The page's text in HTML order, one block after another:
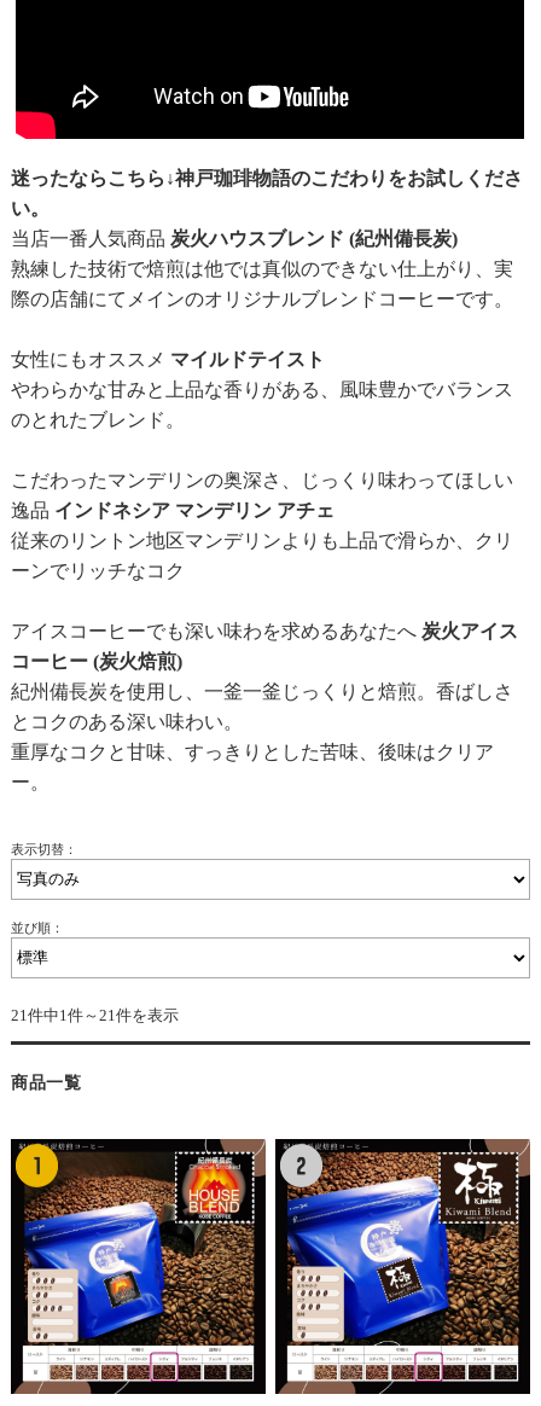
迷ったならこちら↓神戸珈琲物語のこだわりをお試しくださ
い。
当店一番人気商品 炭火ハウスブレンド (紀州備長炭)
熟練した技術で焙煎は他では真似のできない仕上がり、実
際の店舗にてメインのオリジナルブレンドコーヒーです。
女性にもオススメ マイルドテイスト
やわらかな甘みと上品な香りがある、風味豊かでバランス
のとれたブレンド。
こだわったマンデリンの奥深さ、じっくり味わってほしい
逸品 インドネシア マンデリン アチェ
従来のリントン地区マンデリンよりも上品で滑らか、クリ
ーンでリッチなコク
アイスコーヒーでも深い味わを求めるあなたへ 炭火アイス
コーヒー (炭火焙煎)
紀州備長炭を使用し、一釜一釜じっくりと焙煎。香ばしさ
とコクのある深い味わい。
重厚なコクと甘味、すっきりとした苦味、後味はクリア
ー。
表示切替：
並び順：
21件中1件～21件を表示
商品一覧